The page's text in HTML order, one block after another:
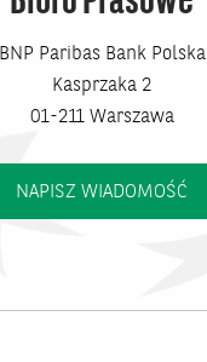
BNP Paribas Bank Polska
Kasprzaka 2
01-211 Warszawa
NAPISZ WIADOMOŚĆ